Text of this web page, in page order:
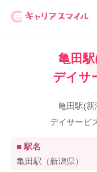
無料相談・
無料転職相談
正社員／パート
派遣で働く
派
介護の
亀田
デイサ
亀田駅(新
デイサービ
■ 駅名
亀田駅（新潟県）